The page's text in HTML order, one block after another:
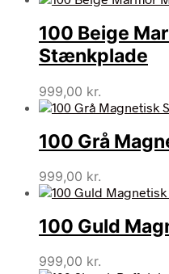
100 Beige
Stænkplade
999,00 kr.
100 Grå
999,00 kr.
100 Guld
999,00 kr.